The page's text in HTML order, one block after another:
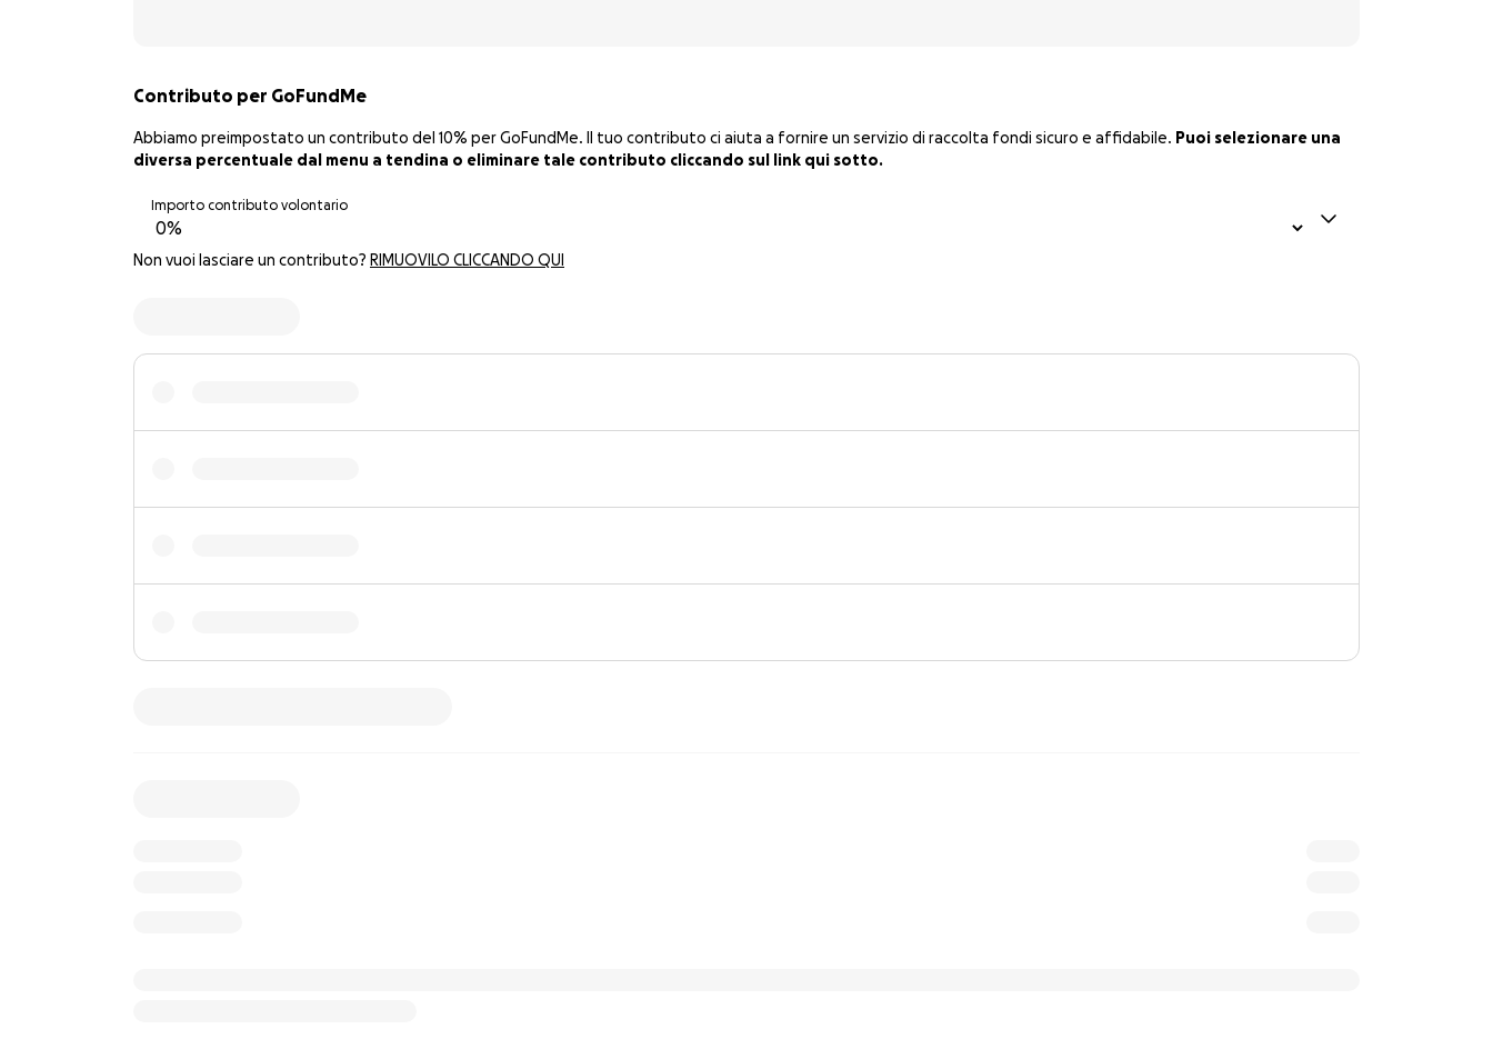
Contributo per GoFundMe
Abbiamo preimpostato un contributo del 10% per GoFundMe. Il tuo contributo ci aiuta a fornire un servizio di raccolta fondi sicuro e affidabile. Puoi selezionare una
diversa percentuale dal menu a tendina o eliminare tale contributo cliccando sul link qui sotto.
Importo contributo volontario
Non vuoi lasciare un contributo? RIMUOVILO CLICCANDO QUI